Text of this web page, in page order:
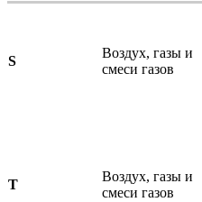
S
Воздух, газы и
смеси газов
T
Воздух, газы и
смеси газов